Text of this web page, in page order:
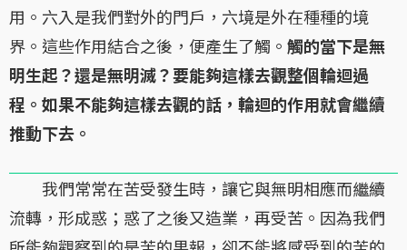
用。六入是我們對外的門戶，六境是外在種種的境
界。這些作用結合之後，便產生了觸。 觸的當下是無
明生起？還是無明滅？要能夠這樣去觀整個輪迴過
程。如果不能夠這樣去觀的話，輪迴的作用就會繼續
推動下去。
我們常常在苦受發生時，讓它與無明相應而繼續
流轉，形成惑；惑了之後又造業，再受苦。因為我們